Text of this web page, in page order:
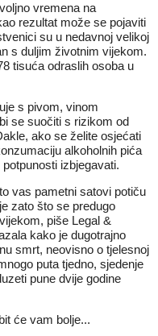
vremena na
rezultat može se pojaviti
su u nedavnoj velikoj
s duljim životnim vijekom.
tisuća odraslih osoba u
s pivom, vinom
se suočiti s rizikom od
ako se želite osjećati
alkoholnih pića
izbjegavati.
vas pametni satovi potiču
zato što se predugo
piše Legal &
kako je dugotrajno
smrt, neovisno o tjelesnoj
puta tjedno, sjedenje
pune dvije godine
će vam bolje...